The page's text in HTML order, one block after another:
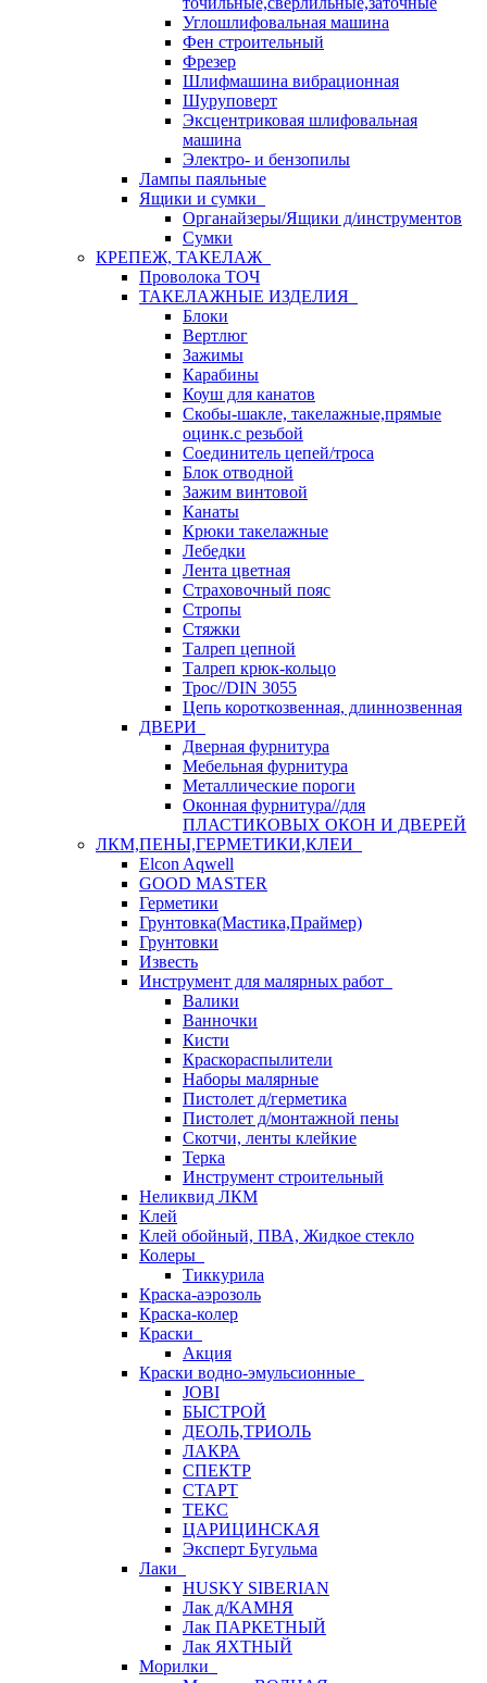
Углошлифовальная машина
Фен строительный
Фрезер
Шлифмашина вибрационная
Шуруповерт
Эксцентриковая шлифовальная
машина
Электро- и бензопилы
Лампы паяльные
Ящики и сумки
Органайзеры/Ящики д/инструментов
Сумки
КРЕПЕЖ, ТАКЕЛАЖ
Проволока ТОЧ
ТАКЕЛАЖНЫЕ ИЗДЕЛИЯ
Блоки
Вертлюг
Зажимы
Карабины
Коуш для канатов
Скобы-шакле, такелажные,прямые
оцинк.с резьбой
Соединитель цепей/троса
Блок отводной
Зажим винтовой
Канаты
Крюки такелажные
Лебедки
Лента цветная
Страховочный пояс
Стропы
Стяжки
Талреп цепной
Талреп крюк-кольцо
Трос//DIN 3055
Цепь короткозвенная, длиннозвенная
ДВЕРИ
Дверная фурнитура
Мебельная фурнитура
Металлические пороги
Оконная фурнитура//для
ПЛАСТИКОВЫХ ОКОН И ДВЕРЕЙ
ЛКМ,ПЕНЫ,ГЕРМЕТИКИ,КЛЕИ
Elcon Aqwell
GOOD MASTER
Герметики
Грунтовка(Мастика,Праймер)
Грунтовки
Известь
Инструмент для малярных работ
Валики
Ванночки
Кисти
Краскораспылители
Наборы малярные
Пистолет д/герметика
Пистолет д/монтажной пены
Скотчи, ленты клейкие
Терка
Инструмент строительный
Неликвид ЛКМ
Клей
Клей обойный, ПВА, Жидкое стекло
Колеры
Тиккурила
Краска-аэрозоль
Краска-колер
Краски
Акция
Краски водно-эмульсионные
JOBI
БЫСТРОЙ
ДЕОЛЬ,ТРИОЛЬ
ЛАКРА
СПЕКТР
СТАРТ
ТЕКС
ЦАРИЦИНСКАЯ
Эксперт Бугульма
Лаки
HUSKY SIBERIAN
Лак д/КАМНЯ
Лак ПАРКЕТНЫЙ
Лак ЯХТНЫЙ
Морилки